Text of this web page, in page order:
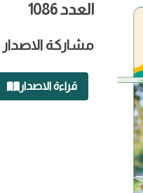
العدد 1086
مشاركة الاصدار
قراءة الاصدار